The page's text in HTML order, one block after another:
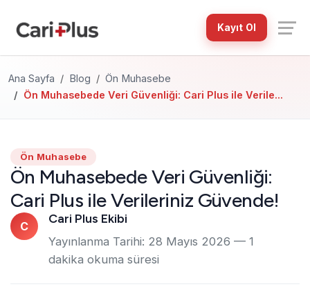
Kayıt Ol
Ana Sayfa Blog
Ön Muhasebe
Ön Muhasebede Veri Güvenliği: Cari Plus ile Verile...
Ön Muhasebe
Ön Muhasebede Veri Güvenliği:
Cari Plus ile Verileriniz Güvende!
C Cari Plus Ekibi
Yayınlanma Tarihi: 28 Mayıs 2026 — 1
dakika okuma süresi